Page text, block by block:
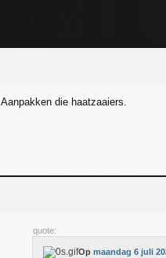
Aanpakken die haatzaaiers.
quote:
Op maandag 6 juli